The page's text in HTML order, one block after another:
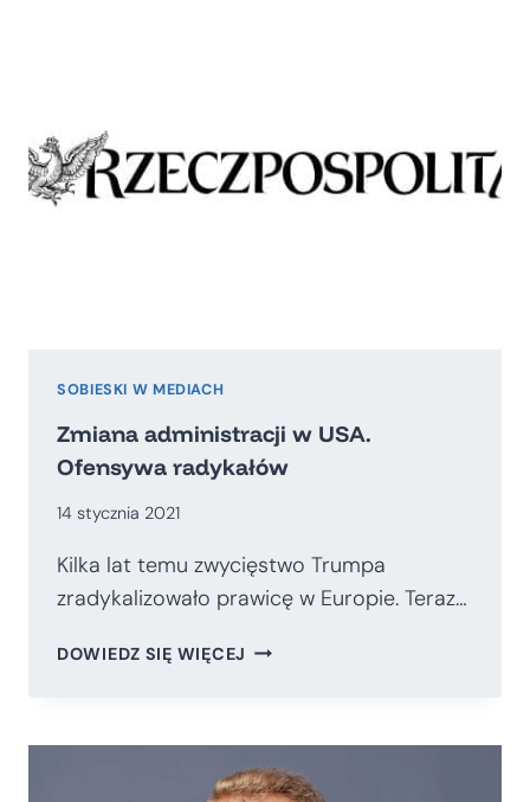
SOBIESKI W MEDIACH
Zmiana administracji w USA.
Ofensywa radykałów
14 stycznia 2021
Kilka lat temu zwycięstwo Trumpa
zradykalizowało prawicę w Europie. Teraz…
DOWIEDZ SIĘ WIĘCEJ ZMIANA
RADYKAŁÓW